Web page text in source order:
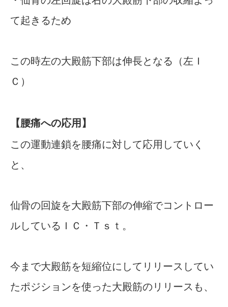
て起きるため
この時左の大殿筋下部は伸長となる（左Ｉ
Ｃ）
【腰痛への応用】
この運動連鎖を腰痛に対して応用していく
と、
仙骨の回旋を大殿筋下部の伸縮でコントロー
ルしているＩＣ・Ｔｓｔ。
今まで大殿筋を短縮位にしてリリースしてい
たポジションを使った大殿筋のリリースも、